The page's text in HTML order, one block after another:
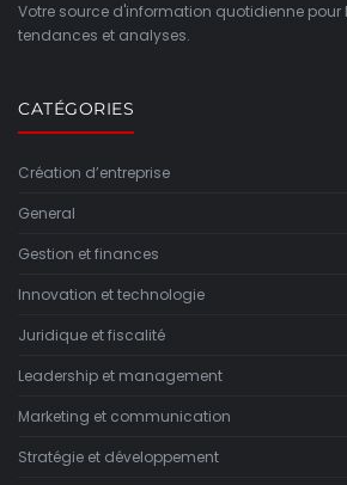
Votre source d'information quotidienne pour
tendances et analyses.
CATÉGORIES
Création d’entreprise
General
Gestion et finances
Innovation et technologie
Juridique et fiscalité
Leadership et management
Marketing et communication
Stratégie et développement